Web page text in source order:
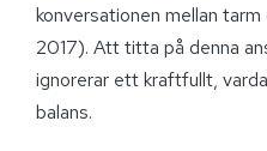
konversationen mellan
2017). Att titta på denna
ignorerar ett kraftfullt,
balans.